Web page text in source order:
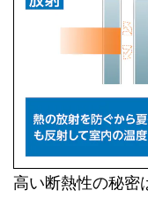
高い断熱性の秘密